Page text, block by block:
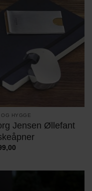
OG HYGGE
Jensen Øllefant